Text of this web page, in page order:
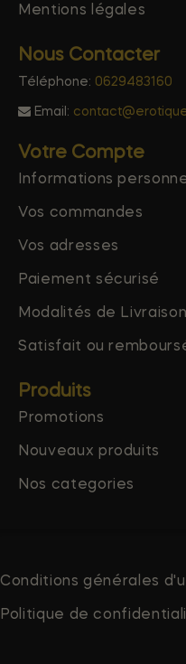
Mentions légales
Nous Contacter
Téléphone: 0629483160
Email:
Votre Compte
Informations
Vos commandes
Vos adresses
Paiement sécurisé
Modalités de Livraison
Satisfait ou
Produits
Promotions
Nouveaux produits
Nos categories
Conditions générales
Politique de